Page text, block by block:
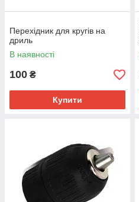
Перехідник для кругів на
дриль
В наявності
100 ₴
Купити